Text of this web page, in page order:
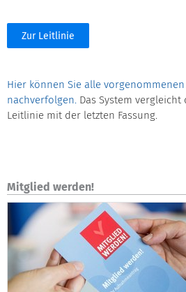
Zur Leitlinie
Hier können Sie alle
nachverfolgen. Das System
Leitlinie mit der letzten Fassung.
Mitglied werden!